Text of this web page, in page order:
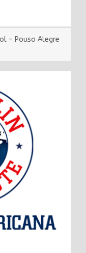
– Pouso Alegre